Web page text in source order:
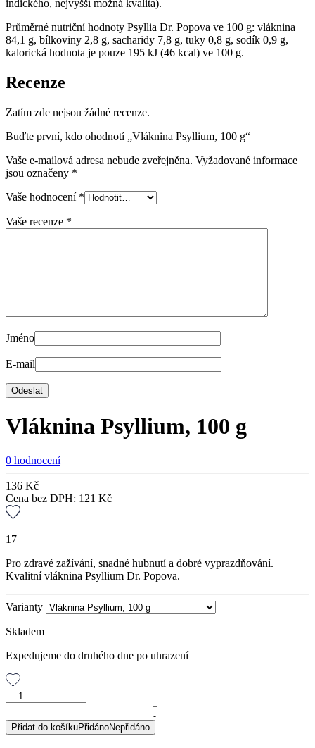
indického, nejvyšší možná kvalita).
Průměrné nutriční hodnoty Psyllia Dr. Popova ve 100 g: vláknina
84,1 g, bílkoviny 2,8 g, sacharidy 7,8 g, tuky 0,8 g, sodík 0,9 g,
kalorická hodnota je pouze 195 kJ (46 kcal) ve 100 g.
Recenze
Zatím zde nejsou žádné recenze.
Buďte první, kdo ohodnotí „Vláknina Psyllium, 100 g“
Vaše e-mailová adresa nebude zveřejněna. Vyžadované informace
jsou označeny *
Vaše hodnocení *
Vaše recenze *
Jméno
E-mail
Vláknina Psyllium, 100 g
0 hodnocení
136 Kč
Cena bez DPH: 121 Kč
17
Pro zdravé zažívání, snadné hubnutí a dobré vyprazdňování.
Kvalitní vláknina Psyllium Dr. Popova.
Varianty
Skladem
Expedujeme do druhého dne po uhrazení
Vláknina
100
g
+
-
Přidat do košíkuPřidánoNepřidáno